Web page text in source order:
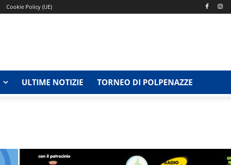
Cookie Policy (UE)
ULTIME NOTIZIE TORNEO DI POLPENAZZE